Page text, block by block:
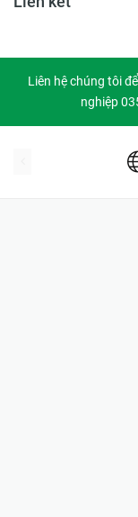
Liên hệ chúng tôi
nghiệp